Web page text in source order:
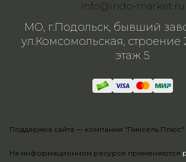
На информационном ресурсе применяются
info@indo-market.ru
МО, г.Подольск, бывший
ул.Комсомольская, строение
этаж 5
Поддержка сайта — компания "Пиксель Плюс"